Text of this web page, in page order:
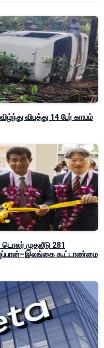
விபத்து 14 பேர் காயம்
முதலீடு 281
ஜப்பான்–இலங்கை கூட்டாண்மை